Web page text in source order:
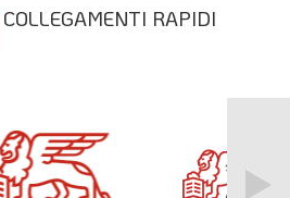
COLLEGAMENTI RAPIDI